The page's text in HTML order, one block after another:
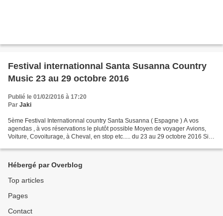
Festival internationnal Santa Susanna Country
Music 23 au 29 octobre 2016
Publié le 01/02/2016 à 17:20
Par Jaki
5ème Festival Internationnal country Santa Susanna ( Espagne ) A vos
agendas , à vos réservations le plutôt possible Moyen de voyager Avions,
Voiture, Covoiturage, à Cheval, en stop etc..... du 23 au 29 octobre 2016 Site
Hébergé par Overblog
Top articles
Pages
Contact